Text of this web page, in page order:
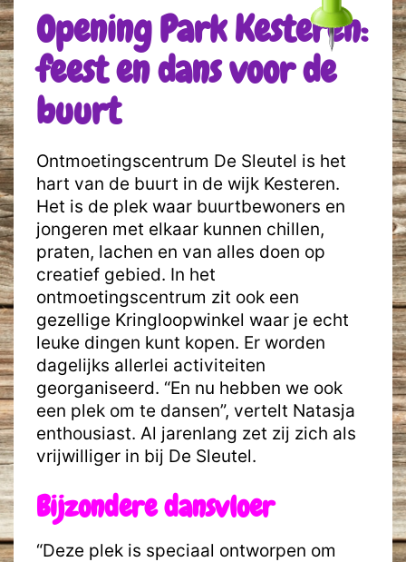
Opening Park Kesteren:
feest en dans voor de
buurt
Ontmoetingscentrum De Sleutel is het
hart van de buurt in de wijk Kesteren.
Het is de plek waar buurtbewoners en
jongeren met elkaar kunnen chillen,
praten, lachen en van alles doen op
creatief gebied. In het
ontmoetingscentrum zit ook een
gezellige Kringloopwinkel waar je echt
leuke dingen kunt kopen. Er worden
dagelijks allerlei activiteiten
georganiseerd. “En nu hebben we ook
een plek om te dansen”, vertelt Natasja
enthousiast. Al jarenlang zet zij zich als
vrijwilliger in bij De Sleutel.
Bijzondere dansvloer
“Deze plek is speciaal ontworpen om